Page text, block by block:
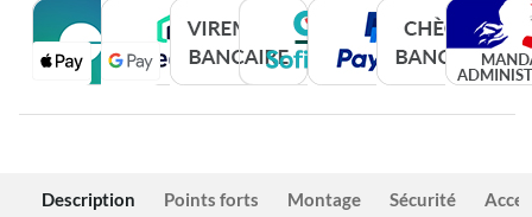
Description Points forts Montage Sécurité